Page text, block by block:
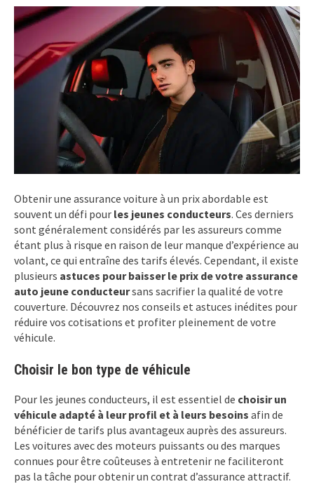
Obtenir une assurance voiture à un prix abordable est
souvent un défi pour les jeunes conducteurs. Ces derniers
sont généralement considérés par les assureurs comme
étant plus à risque en raison de leur manque d’expérience au
volant, ce qui entraîne des tarifs élevés. Cependant, il existe
plusieurs astuces pour baisser le prix de votre assurance
auto jeune conducteursans sacrifier la qualité de votre
couverture. Découvrez nos conseils et astuces inédites pour
réduire vos cotisations et profiter pleinement de votre
véhicule.
Choisir le bon type de véhicule
Pour les jeunes conducteurs, il est essentiel de choisir un
véhicule adapté à leur profil et à leurs besoins afin de
bénéficier de tarifs plus avantageux auprès des assureurs.
Les voitures avec des moteurs puissants ou des marques
connues pour être coûteuses à entretenir ne faciliteront
pas la tâche pour obtenir un contrat d’assurance attractif.